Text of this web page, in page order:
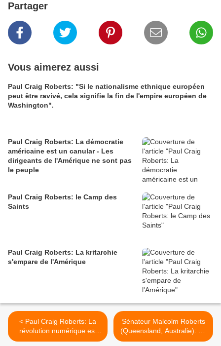
Partager
Vous aimerez aussi
Paul Craig Roberts: "Si le nationalisme ethnique européen
peut être ravivé, cela signifie la fin de l'empire européen de
Washington".
Paul Craig Roberts: La démocratie
américaine est un canular - Les
dirigeants de l'Amérique ne sont pas
le peuple
Paul Craig Roberts: le Camp des
Saints
Paul Craig Roberts: La kritarchie
s'empare de l'Amérique
< Paul Craig Roberts: La
révolution numérique est
l'arme maîtresse de Satan
Sénateur Malcolm Roberts
(Queensland, Australie): La
tyrannie suicidaire du Net-